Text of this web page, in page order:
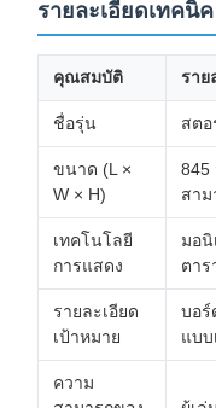
รายละเอียดเทคนิค
คุณสมบัติ ราย
ชื่อรุ่น สตอ
ขนาด (L ×
W × H)
845
สาม
เทคโนโลยี
การแสดง
มอนิ
ตา
รายละเอียด
เป้าหมาย
บอร์
แบบ
ความ